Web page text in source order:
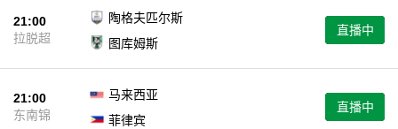
21:00
拉脱超
陶格夫匹尔斯
图库姆斯
直播中
21:00
东南锦
马来西亚
菲律宾
直播中